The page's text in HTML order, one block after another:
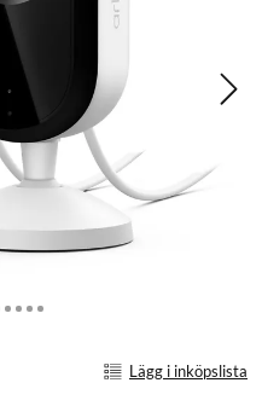
Lägg i inköpslista